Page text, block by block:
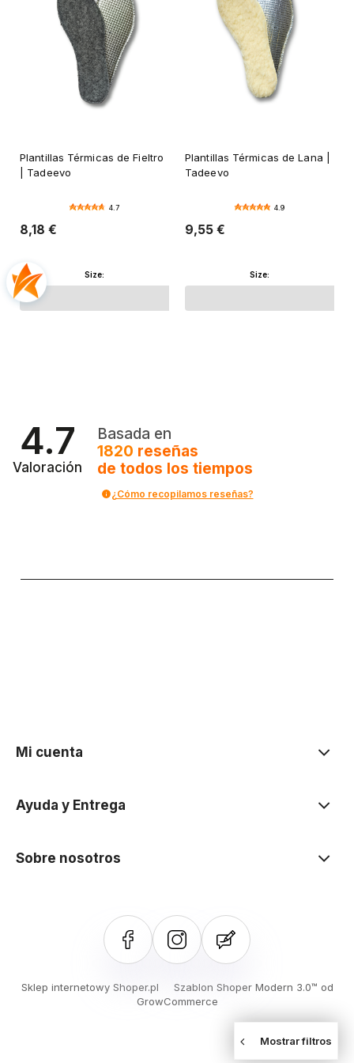
Mostrar filtros
Plantillas Térmicas de Fieltro
| Tadeevo
4.7
8,18 €
Size:
Plantillas Térmicas de Lana |
Tadeevo
4.9
9,55 €
Size:
4.7
Valoración
Basada en
1820 reseñas
de todos los tiempos
¿Cómo recopilamos reseñas?
Mi cuenta
Ayuda y Entrega
Sobre nosotros
Sklep internetowy Shoper.pl Szablon Shoper Modern 3.0™ od
GrowCommerce